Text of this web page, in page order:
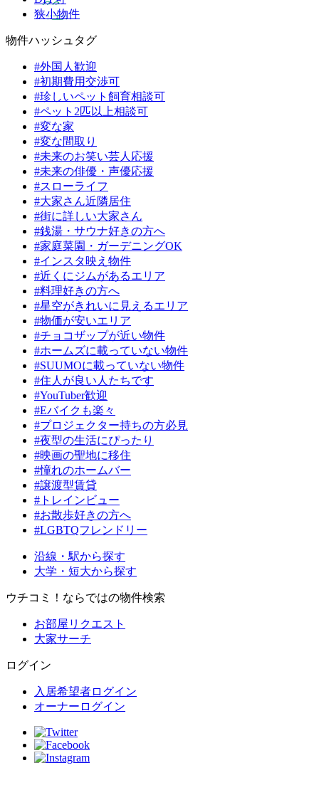
狭小物件
物件ハッシュタグ
#外国人歓迎
#初期費用交渉可
#珍しいペット飼育相談可
#ペット2匹以上相談可
#変な家
#変な間取り
#未来のお笑い芸人応援
#未来の俳優・声優応援
#スローライフ
#大家さん近隣居住
#街に詳しい大家さん
#銭湯・サウナ好きの方へ
#家庭菜園・ガーデニングOK
#インスタ映え物件
#近くにジムがあるエリア
#料理好きの方へ
#星空がきれいに見えるエリア
#物価が安いエリア
#チョコザップが近い物件
#ホームズに載っていない物件
#SUUMOに載っていない物件
#住人が良い人たちです
#YouTuber歓迎
#Eバイクも楽々
#プロジェクター持ちの方必見
#夜型の生活にぴったり
#映画の聖地に移住
#憧れのホームバー
#譲渡型賃貸
#トレインビュー
#お散歩好きの方へ
#LGBTQフレンドリー
沿線・駅から探す
大学・短大から探す
ウチコミ！ならではの物件検索
お部屋リクエスト
大家サーチ
ログイン
入居希望者ログイン
オーナーログイン